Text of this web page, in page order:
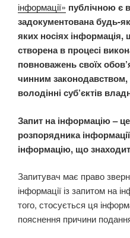
інформації» публічною є
задокументована будь-
яких носіях
створена в процесі
повноважень своїх
чинним законодавством,
володінні суб’єктів
Запит на інформацію –
розпорядника
інформацію, що
Запитувач має право
інформації із запитом на
того, стосується ця
пояснення причини